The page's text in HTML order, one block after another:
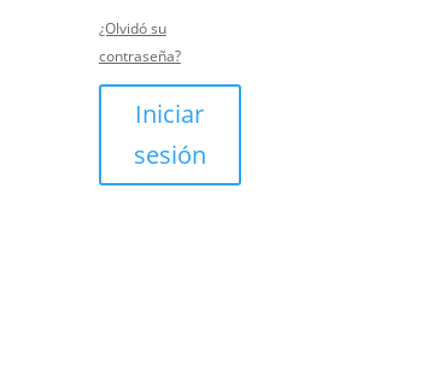
¿Olvidó su
contraseña?
Iniciar
sesión